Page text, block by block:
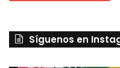
Síguenos en